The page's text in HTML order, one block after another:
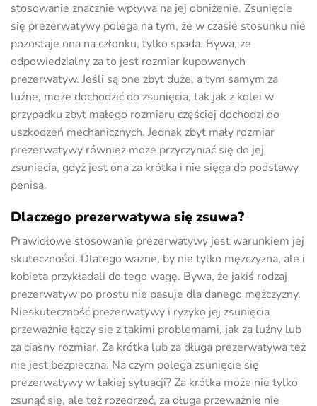
stosowanie znacznie wpływa na jej obniżenie. Zsunięcie
się prezerwatywy polega na tym, że w czasie stosunku nie
pozostaje ona na członku, tylko spada. Bywa, że
odpowiedzialny za to jest rozmiar kupowanych
prezerwatyw. Jeśli są one zbyt duże, a tym samym za
luźne, może dochodzić do zsunięcia, tak jak z kolei w
przypadku zbyt małego rozmiaru częściej dochodzi do
uszkodzeń mechanicznych. Jednak zbyt mały rozmiar
prezerwatywy również może przyczyniać się do jej
zsunięcia, gdyż jest ona za krótka i nie sięga do podstawy
penisa.
Dlaczego prezerwatywa się zsuwa?
Prawidłowe stosowanie prezerwatywy jest warunkiem jej
skuteczności. Dlatego ważne, by nie tylko mężczyzna, ale i
kobieta przykładali do tego wagę. Bywa, że jakiś rodzaj
prezerwatyw po prostu nie pasuje dla danego mężczyzny.
Nieskuteczność prezerwatywy i ryzyko jej zsunięcia
przeważnie łączy się z takimi problemami, jak za luźny lub
za ciasny rozmiar. Za krótka lub za długa prezerwatywa też
nie jest bezpieczna. Na czym polega zsunięcie się
prezerwatywy w takiej sytuacji? Za krótka może nie tylko
zsunąć się, ale też rozedrzeć, za długa przeważnie nie